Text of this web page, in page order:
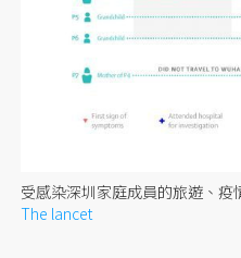
受感染深圳家庭成員的旅遊、疫
The lancet